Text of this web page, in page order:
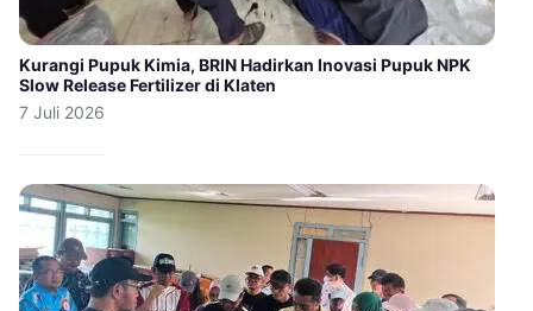
Kurangi Pupuk Kimia, BRIN Hadirkan Inovasi Pupuk NPK
Slow Release Fertilizer di Klaten
7 Juli 2026